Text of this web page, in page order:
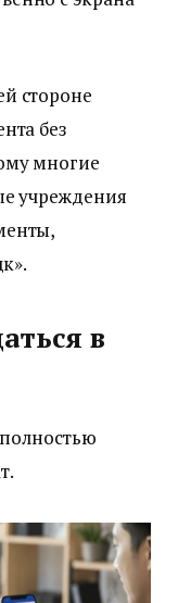
стороне
без
многие
учреждения
в